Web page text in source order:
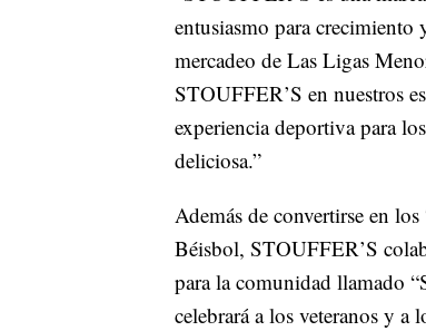
entusiasmo para
mercadeo de Las Ligas
STOUFFER’S en nuestros
experiencia deportiva para
deliciosa.”
Además de convertirse en
Béisbol, STOUFFER’S
para la comunidad llamado
celebrará a los veteranos y